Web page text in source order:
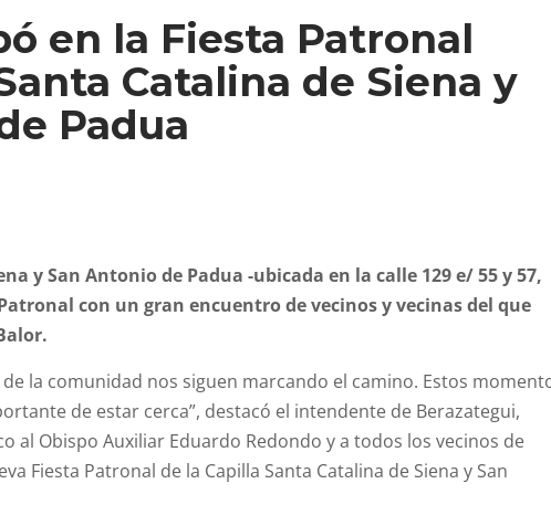
en la Fiesta Patronal
Catalina de Siena y
Padua
y San Antonio de Padua -ubicada en la calle 129 e/ 55 y 57,
con un gran encuentro de vecinos y vecinas del que
la comunidad nos siguen marcando el camino. Estos
de estar cerca”, destacó el intendente de Berazategui,
al Obispo Auxiliar Eduardo Redondo y a todos los vecinos de
Fiesta Patronal de la Capilla Santa Catalina de Siena y San